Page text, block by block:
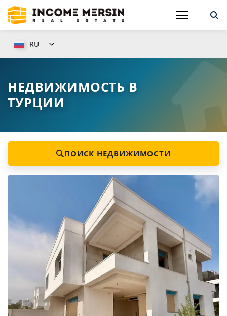
RU
НЕДВИЖИМОСТЬ В
ТУРЦИИ
ПОИСК НЕДВИЖИМОСТИ